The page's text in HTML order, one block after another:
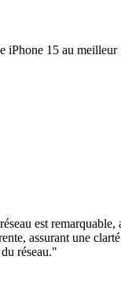
iPhone 15 au meilleur
est
assurant une
réseau."